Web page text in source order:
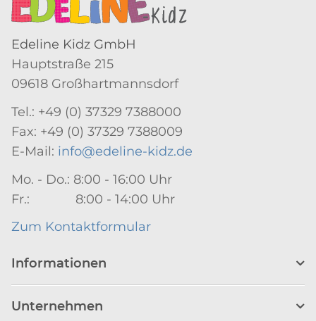
Edeline Kidz GmbH
Hauptstraße 215
09618 Großhartmannsdorf
Tel.: +49 (0) 37329 7388000
Fax: +49 (0) 37329 7388009
E-Mail: info@edeline-kidz.de
Mo. - Do.: 8:00 - 16:00 Uhr
Fr.: 8:00 - 14:00 Uhr
Zum Kontaktformular
Informationen
Unternehmen